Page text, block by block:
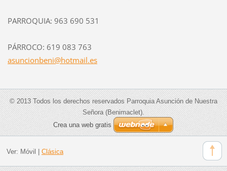
PARROQUIA: 963 690 531
PÁRROCO: 619 083 763
asuncionbeni@hotmail.es
© 2013 Todos los derechos reservados Parroquia Asunción de Nuestra
Señora (Benimaclet).
Crea una web gratis
Ver: Móvil Clásica